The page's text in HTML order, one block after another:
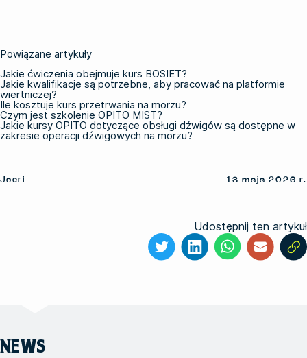
Powiązane artykuły
Jakie ćwiczenia obejmuje kurs BOSIET?
Jakie kwalifikacje są potrzebne, aby pracować na platformie
wiertniczej?
Ile kosztuje kurs przetrwania na morzu?
Czym jest szkolenie OPITO MIST?
Jakie kursy OPITO dotyczące obsługi dźwigów są dostępne w
zakresie operacji dźwigowych na morzu?
Joeri 13 maja 2026 r.
Udostępnij ten artykuł
NEWS